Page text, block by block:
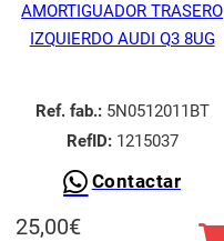
AMORTIGUADOR TRASERO
IZQUIERDO AUDI Q3 8UG
Ref. fab.:5N0512011BT
RefID:1215037
Contactar
25,00€